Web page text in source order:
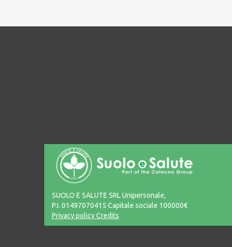
SUOLO E SALUTE SRL Unipersonale,
P.I. 01497070415 Capitale sociale 100000€
Privacy policyCredits